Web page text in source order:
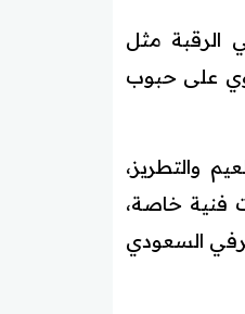
الرقبة مثل
على حبوب
والتطريز،
فنية خاصة،
السعودي